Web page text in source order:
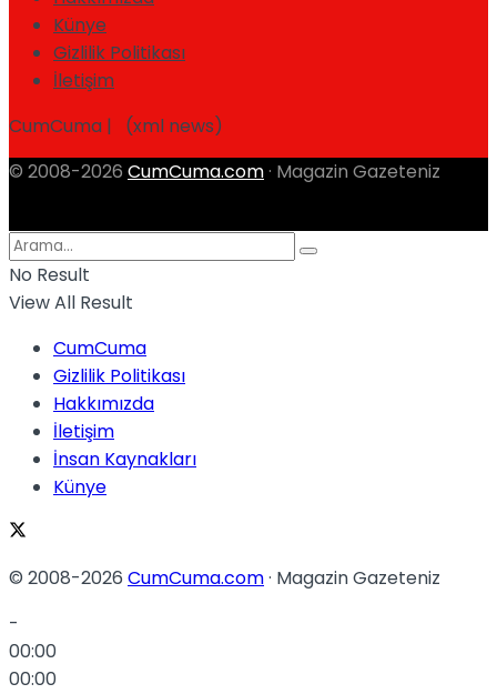
Künye
Gizlilik Politikası
İletişim
CumCuma | (xml news)
© 2008-2026 CumCuma.com · Magazin Gazeteniz
No Result
View All Result
CumCuma
Gizlilik Politikası
Hakkımızda
İletişim
İnsan Kaynakları
Künye
© 2008-2026 CumCuma.com· Magazin Gazeteniz
-
00:00
00:00